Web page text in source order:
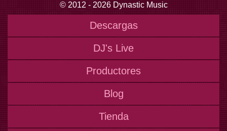
© 2012 - 2026 Dynastic Music
Descargas
DJ's Live
Productores
Blog
Tienda